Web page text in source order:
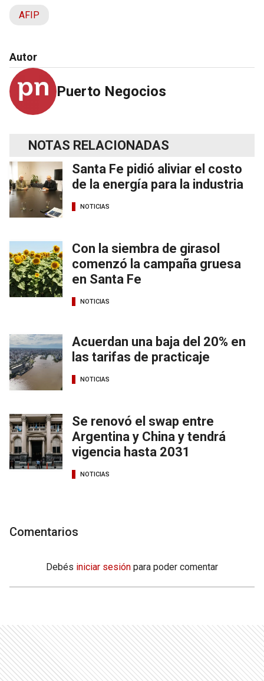
AFIP
Autor
Puerto Negocios
NOTAS RELACIONADAS
Santa Fe pidió aliviar el costo
de la energía para la industria
NOTICIAS
Con la siembra de girasol
comenzó la campaña gruesa
en Santa Fe
NOTICIAS
Acuerdan una baja del 20% en
las tarifas de practicaje
NOTICIAS
Se renovó el swap entre
Argentina y China y tendrá
vigencia hasta 2031
NOTICIAS
Comentarios
Debés iniciar sesión para poder comentar